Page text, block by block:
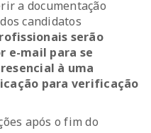
a documentação
candidatos
serão
e-mail para se
à uma
para verificação
após o fim do